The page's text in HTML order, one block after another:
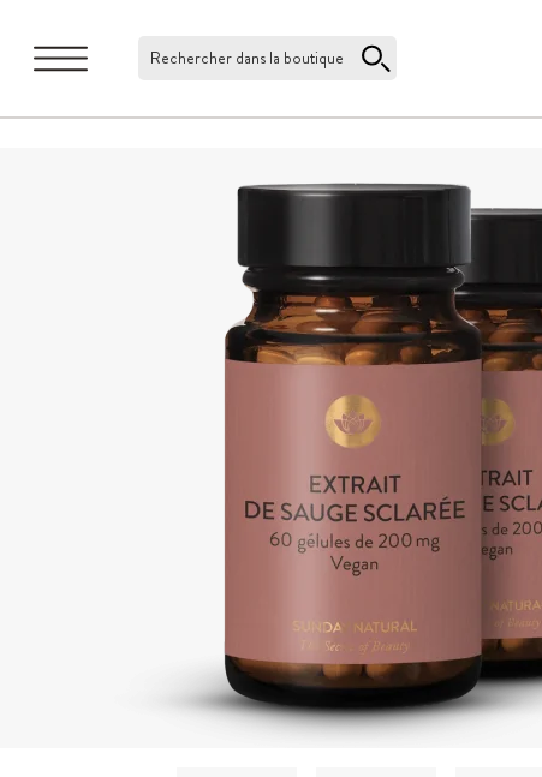
Rechercher dans la boutique